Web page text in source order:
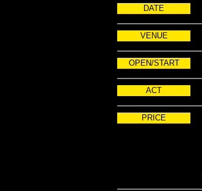
DATE
VENUE
OPEN/START
ACT
PRICE